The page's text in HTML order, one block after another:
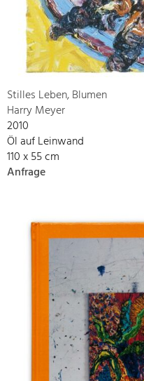
Stilles Leben, Blumen
Harry Meyer
2010
Öl auf Leinwand
110 x 55 cm
Anfrage